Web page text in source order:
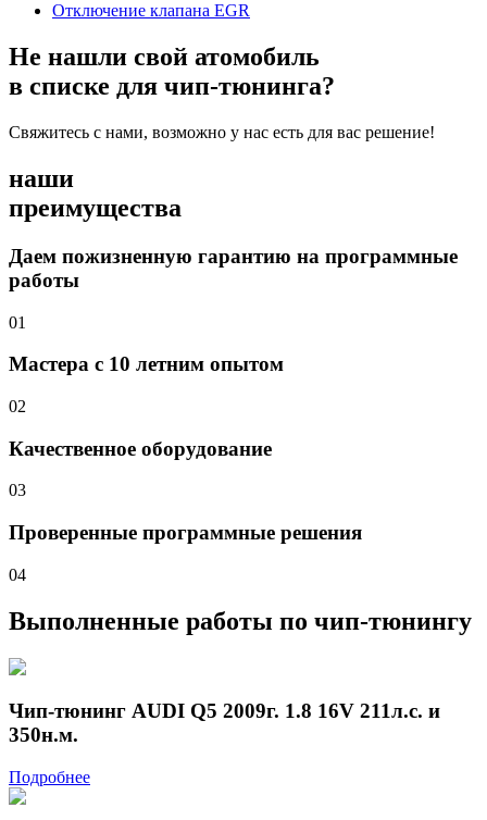
Отключение клапана EGR
Не нашли свой атомобиль
в списке для чип-тюнинга?
Свяжитесь с нами, возможно у нас есть для вас решение!
наши
преимущества
Даем пожизненную гарантию на программные
работы
01
Мастера с 10 летним опытом
02
Качественное оборудование
03
Проверенные программные решения
04
Выполненные работы по чип-тюнингу
Чип-тюнинг AUDI Q5 2009г. 1.8 16V 211л.с. и
350н.м.
Подробнее